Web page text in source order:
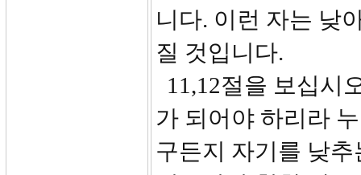
니다. 이런 자는 낮
질 것입니다.
11,12절을 보십시
가 되어야 하리라
구든지 자기를 낮